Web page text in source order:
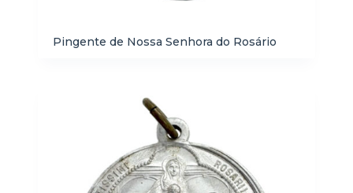
Pingente de Nossa Senhora do Rosário